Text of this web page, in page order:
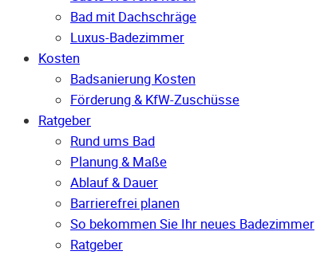
Bad mit Dachschräge
Luxus-Badezimmer
Kosten
Badsanierung Kosten
Förderung & KfW-Zuschüsse
Ratgeber
Rund ums Bad
Planung & Maße
Ablauf & Dauer
Barrierefrei planen
So bekommen Sie Ihr neues Badezimmer
Ratgeber